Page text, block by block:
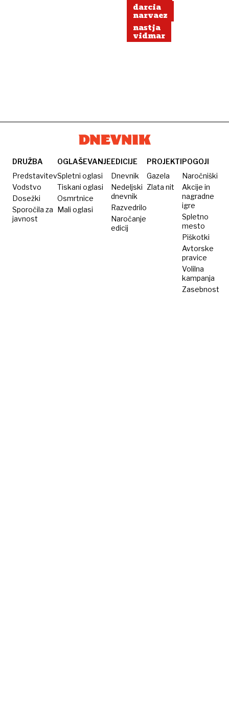
darcia
narvaez
nastja
vidmar
DRUŽBA
Predstavitev
Vodstvo
Dosežki
Sporočila za
javnost
OGLAŠEVANJE
Spletni oglasi
Tiskani oglasi
Osmrtnice
Mali oglasi
EDICIJE
Dnevnik
Nedeljski
dnevnik
Razvedrilo
Naročanje
edicij
PROJEKTI
Gazela
Zlata nit
POGOJI
Naročniški
Akcije in
nagradne
igre
Spletno
mesto
Piškotki
Avtorske
pravice
Volilna
kampanja
Zasebnost